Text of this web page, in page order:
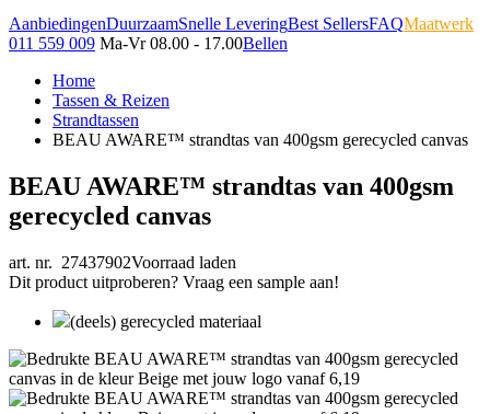
AanbiedingenDuurzaamSnelle LeveringBest SellersFAQMaatwerk
011 559 009 Ma-Vr 08.00 - 17.00Bellen
Home
Tassen & Reizen
Strandtassen
BEAU AWARE™ strandtas van 400gsm gerecycled canvas
BEAU AWARE™ strandtas van 400gsm
gerecycled canvas
art. nr. 27437902Voorraad laden
Dit product uitproberen? Vraag een sample aan!
(deels) gerecycled materiaal